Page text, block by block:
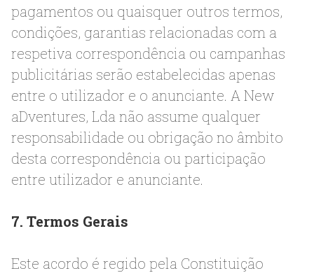
pagamentos ou quaisquer outros termos,
condições, garantias relacionadas com a
respetiva correspondência ou campanhas
publicitárias serão estabelecidas apenas
entre o utilizador e o anunciante. A New
aDventures, Lda não assume qualquer
responsabilidade ou obrigação no âmbito
desta correspondência ou participação
entre utilizador e anunciante.
7. Termos Gerais
Este acordo é regido pela Constituição